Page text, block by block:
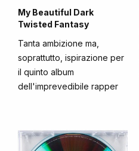
My Beautiful Dark
Twisted Fantasy
Tanta ambizione ma,
soprattutto, ispirazione per
il quinto album
dell'imprevedibile rapper